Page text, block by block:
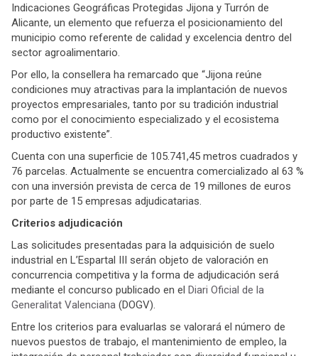
Indicaciones Geográficas Protegidas Jijona y Turrón de
Alicante, un elemento que refuerza el posicionamiento del
municipio como referente de calidad y excelencia dentro del
sector agroalimentario.
Por ello, la consellera ha remarcado que “Jijona reúne
condiciones muy atractivas para la implantación de nuevos
proyectos empresariales, tanto por su tradición industrial
como por el conocimiento especializado y el ecosistema
productivo existente”.
Cuenta con una superficie de 105.741,45 metros cuadrados y
76 parcelas. Actualmente se encuentra comercializado al 63 %
con una inversión prevista de cerca de 19 millones de euros
por parte de 15 empresas adjudicatarias.
Criterios adjudicación
Las solicitudes presentadas para la adquisición de suelo
industrial en L’Espartal III serán objeto de valoración en
concurrencia competitiva y la forma de adjudicación será
mediante el concurso publicado en el Diari Oficial de la
Generalitat Valenciana (DOGV).
Entre los criterios para evaluarlas se valorará el número de
nuevos puestos de trabajo, el mantenimiento de empleo, la